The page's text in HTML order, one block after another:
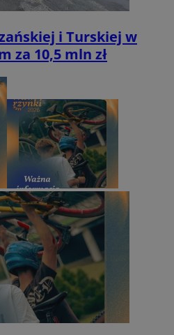
i Turskiej w
za 10,5 mln zł